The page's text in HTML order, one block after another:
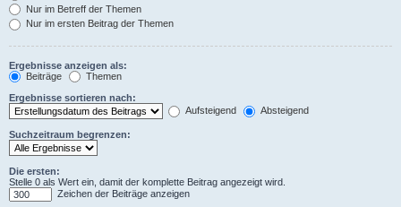
Nur im Betreff der Themen
Nur im ersten Beitrag der Themen
Ergebnisse anzeigen als:
Beiträge
Themen
Ergebnisse sortieren nach:
Aufsteigend
Absteigend
Suchzeitraum begrenzen:
Die ersten:
Stelle 0 als Wert ein, damit der komplette Beitrag angezeigt wird.
Zeichen der Beiträge anzeigen